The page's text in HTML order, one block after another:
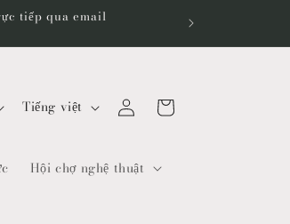
tiếp qua email
Hội chợ nghệ thuật
N
Tiếng việt
Đăng
nhập
Giỏ
hàng